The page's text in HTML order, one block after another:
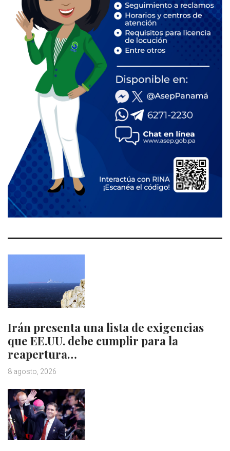
Irán presenta una lista de exigencias
que EE.UU. debe cumplir para la
reapertura…
8 agosto, 2026